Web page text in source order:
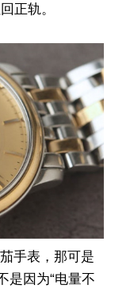
正轨。
手表，那可是
是因为“电量不